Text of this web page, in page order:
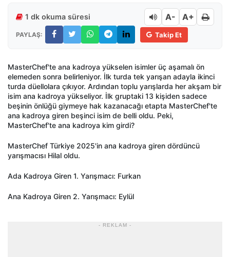
1 dk okuma süresi A- A+
PAYLAŞ: Takip Et
MasterChef'te ana kadroya yükselen isimler üç aşamalı ön
elemeden sonra belirleniyor. İlk turda tek yarışan adayla ikinci
turda düellolara çıkıyor. Ardından toplu yarışlarda her akşam bir
isim ana kadroya yükseliyor. İlk gruptaki 13 kişiden sadece
beşinin önlüğü giymeye hak kazanacağı etapta MasterChef'te
ana kadroya giren beşinci isim de belli oldu. Peki,
MasterChef'te ana kadroya kim girdi?
MasterChef Türkiye 2025'in ana kadroya giren dördüncü
yarışmacısı Hilal oldu.
Ada Kadroya Giren 1. Yarışmacı: Furkan
Ana Kadroya Giren 2. Yarışmacı: Eylül
- REKLAM -